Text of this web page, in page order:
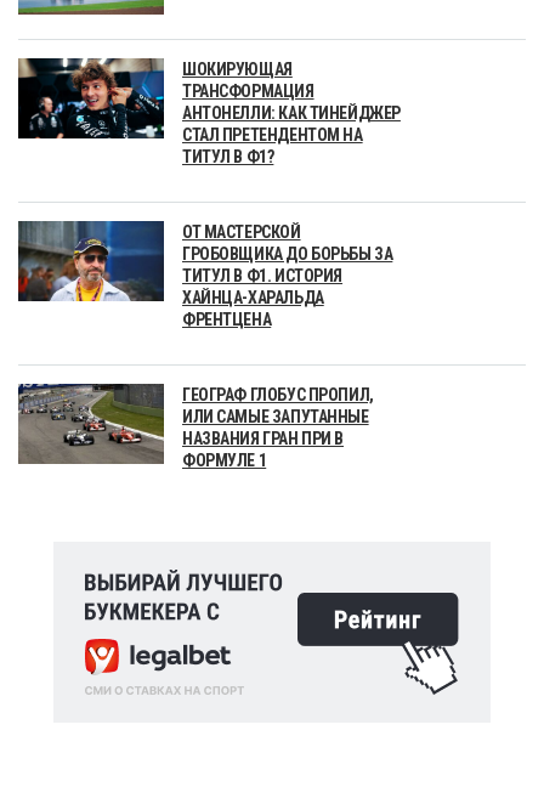
ШОКИРУЮЩАЯ
ТРАНСФОРМАЦИЯ
АНТОНЕЛЛИ: КАК ТИНЕЙДЖЕР
СТАЛ ПРЕТЕНДЕНТОМ НА
ТИТУЛ В Ф1?
ОТ МАСТЕРСКОЙ
ГРОБОВЩИКА ДО БОРЬБЫ ЗА
ТИТУЛ В Ф1. ИСТОРИЯ
ХАЙНЦА-ХАРАЛЬДА
ФРЕНТЦЕНА
ГЕОГРАФ ГЛОБУС ПРОПИЛ,
ИЛИ САМЫЕ ЗАПУТАННЫЕ
НАЗВАНИЯ ГРАН ПРИ В
ФОРМУЛЕ 1